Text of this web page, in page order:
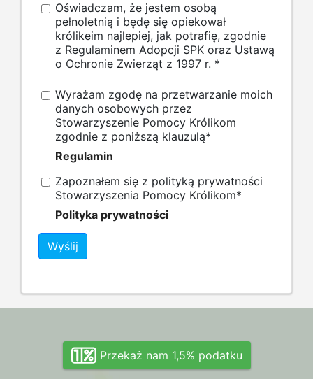
Oświadczam, że jestem osobą
pełnoletnią i będę się opiekował
królikeim najlepiej, jak potrafię, zgodnie
z Regulaminem Adopcji SPK oraz Ustawą
o Ochronie Zwierząt z 1997 r. *
Wyrażam zgodę na przetwarzanie moich
danych osobowych przez
Stowarzyszenie Pomocy Królikom
zgodnie z poniższą klauzulą*
Regulamin
Zapoznałem się z polityką prywatności
Stowarzyszenia Pomocy Królikom*
Polityka prywatności
Wyślij
Przekaż nam 1,5% podatku